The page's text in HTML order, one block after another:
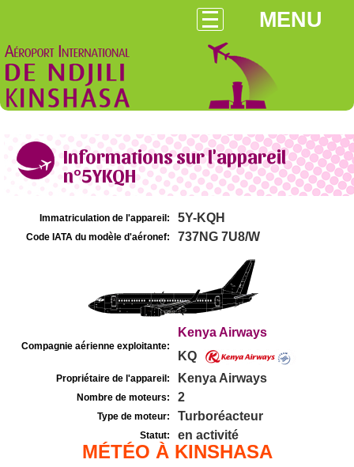
MENU
Informations sur l'appareil
n°5YKQH
Immatriculation de l'appareil: 5Y-KQH
Code IATA du modèle d'aéronef: 737NG 7U8/W
Compagnie aérienne exploitante:
Kenya Airways
KQ
Propriétaire de l'appareil: Kenya Airways
Nombre de moteurs: 2
Type de moteur: Turboréacteur
Statut: en activité
MÉTÉO À KINSHASA